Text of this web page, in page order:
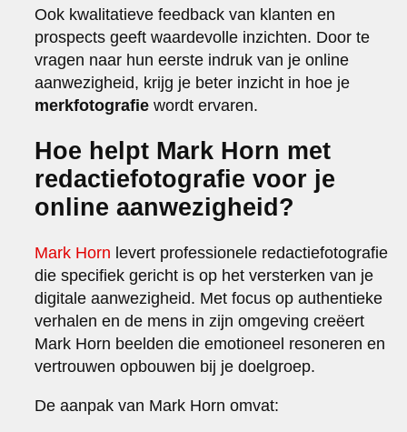
Ook kwalitatieve feedback van klanten en
prospects geeft waardevolle inzichten. Door te
vragen naar hun eerste indruk van je online
aanwezigheid, krijg je beter inzicht in hoe je
merkfotografie wordt ervaren.
Hoe helpt Mark Horn met
redactiefotografie voor je
online aanwezigheid?
Mark Horn levert professionele redactiefotografie
die specifiek gericht is op het versterken van je
digitale aanwezigheid. Met focus op authentieke
verhalen en de mens in zijn omgeving creëert
Mark Horn beelden die emotioneel resoneren en
vertrouwen opbouwen bij je doelgroep.
De aanpak van Mark Horn omvat: